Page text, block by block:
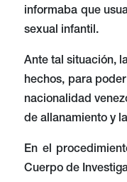
informaba que
sexual infantil.
Ante tal situación,
hechos, para
nacionalidad
de allanamiento y
En el
Cuerpo de